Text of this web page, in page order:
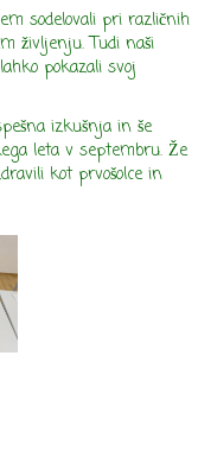
sodelovali pri različnih
življenju. Tudi naši
pokazali svoj
izkušnja in še
leta v septembru. Že
kot prvošolce in